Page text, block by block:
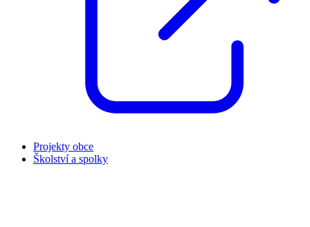
Projekty obce
Školství a spolky